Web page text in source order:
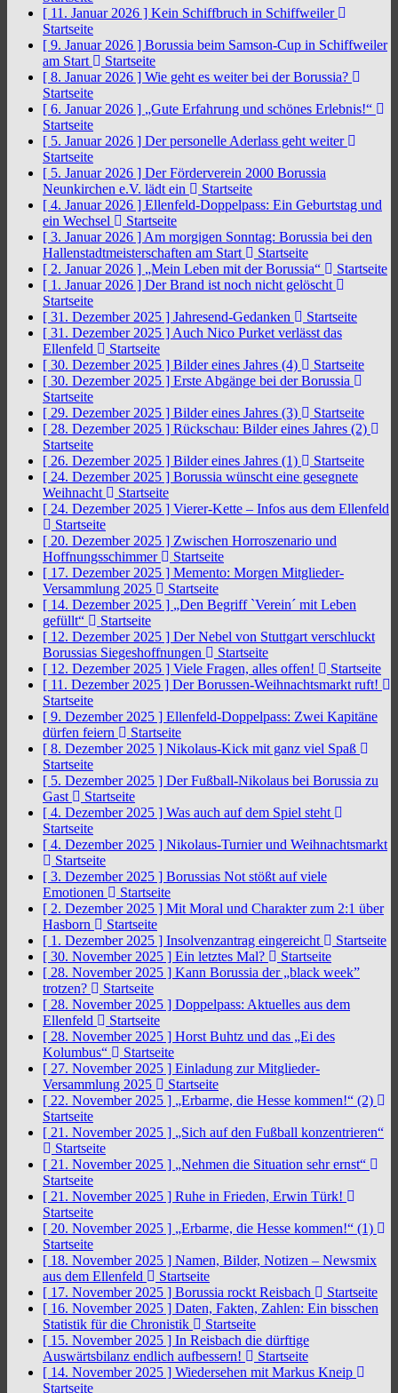
[ 11. Januar 2026 ] Kein Schiffbruch in Schiffweiler
Startseite
[ 9. Januar 2026 ] Borussia beim Samson-Cup in Schiffweiler
am Start
Startseite
[ 8. Januar 2026 ] Wie geht es weiter bei der Borussia?
Startseite
[ 6. Januar 2026 ] „Gute Erfahrung und schönes Erlebnis!“
Startseite
[ 5. Januar 2026 ] Der personelle Aderlass geht weiter
Startseite
[ 5. Januar 2026 ] Der Förderverein 2000 Borussia
Neunkirchen e.V. lädt ein
Startseite
[ 4. Januar 2026 ] Ellenfeld-Doppelpass: Ein Geburtstag und
ein Wechsel
Startseite
[ 3. Januar 2026 ] Am morgigen Sonntag: Borussia bei den
Hallenstadtmeisterschaften am Start
Startseite
[ 2. Januar 2026 ] „Mein Leben mit der Borussia“
Startseite
[ 1. Januar 2026 ] Der Brand ist noch nicht gelöscht
Startseite
[ 31. Dezember 2025 ] Jahresend-Gedanken
Startseite
[ 31. Dezember 2025 ] Auch Nico Purket verlässt das
Ellenfeld
Startseite
[ 30. Dezember 2025 ] Bilder eines Jahres (4)
Startseite
[ 30. Dezember 2025 ] Erste Abgänge bei der Borussia
Startseite
[ 29. Dezember 2025 ] Bilder eines Jahres (3)
Startseite
[ 28. Dezember 2025 ] Rückschau: Bilder eines Jahres (2)
Startseite
[ 26. Dezember 2025 ] Bilder eines Jahres (1)
Startseite
[ 24. Dezember 2025 ] Borussia wünscht eine gesegnete
Weihnacht
Startseite
[ 24. Dezember 2025 ] Vierer-Kette – Infos aus dem Ellenfeld
Startseite
[ 20. Dezember 2025 ] Zwischen Horroszenario und
Hoffnungsschimmer
Startseite
[ 17. Dezember 2025 ] Memento: Morgen Mitglieder-
Versammlung 2025
Startseite
[ 14. Dezember 2025 ] „Den Begriff `Verein´ mit Leben
gefüllt“
Startseite
[ 12. Dezember 2025 ] Der Nebel von Stuttgart verschluckt
Borussias Siegeshoffnungen
Startseite
[ 12. Dezember 2025 ] Viele Fragen, alles offen!
Startseite
[ 11. Dezember 2025 ] Der Borussen-Weihnachtsmarkt ruft!
Startseite
[ 9. Dezember 2025 ] Ellenfeld-Doppelpass: Zwei Kapitäne
dürfen feiern
Startseite
[ 8. Dezember 2025 ] Nikolaus-Kick mit ganz viel Spaß
Startseite
[ 5. Dezember 2025 ] Der Fußball-Nikolaus bei Borussia zu
Gast
Startseite
[ 4. Dezember 2025 ] Was auch auf dem Spiel steht
Startseite
[ 4. Dezember 2025 ] Nikolaus-Turnier und Weihnachtsmarkt
Startseite
[ 3. Dezember 2025 ] Borussias Not stößt auf viele
Emotionen
Startseite
[ 2. Dezember 2025 ] Mit Moral und Charakter zum 2:1 über
Hasborn
Startseite
[ 1. Dezember 2025 ] Insolvenzantrag eingereicht
Startseite
[ 30. November 2025 ] Ein letztes Mal?
Startseite
[ 28. November 2025 ] Kann Borussia der „black week”
trotzen?
Startseite
[ 28. November 2025 ] Doppelpass: Aktuelles aus dem
Ellenfeld
Startseite
[ 28. November 2025 ] Horst Buhtz und das „Ei des
Kolumbus“
Startseite
[ 27. November 2025 ] Einladung zur Mitglieder-
Versammlung 2025
Startseite
[ 22. November 2025 ] „Erbarme, die Hesse kommen!“ (2)
Startseite
[ 21. November 2025 ] „Sich auf den Fußball konzentrieren“
Startseite
[ 21. November 2025 ] „Nehmen die Situation sehr ernst“
Startseite
[ 21. November 2025 ] Ruhe in Frieden, Erwin Türk!
Startseite
[ 20. November 2025 ] „Erbarme, die Hesse kommen!“ (1)
Startseite
[ 18. November 2025 ] Namen, Bilder, Notizen – Newsmix
aus dem Ellenfeld
Startseite
[ 17. November 2025 ] Borussia rockt Reisbach
Startseite
[ 16. November 2025 ] Daten, Fakten, Zahlen: Ein bisschen
Statistik für die Chronistik
Startseite
[ 15. November 2025 ] In Reisbach die dürftige
Auswärtsbilanz endlich aufbessern!
Startseite
[ 14. November 2025 ] Wiedersehen mit Markus Kneip
Startseite